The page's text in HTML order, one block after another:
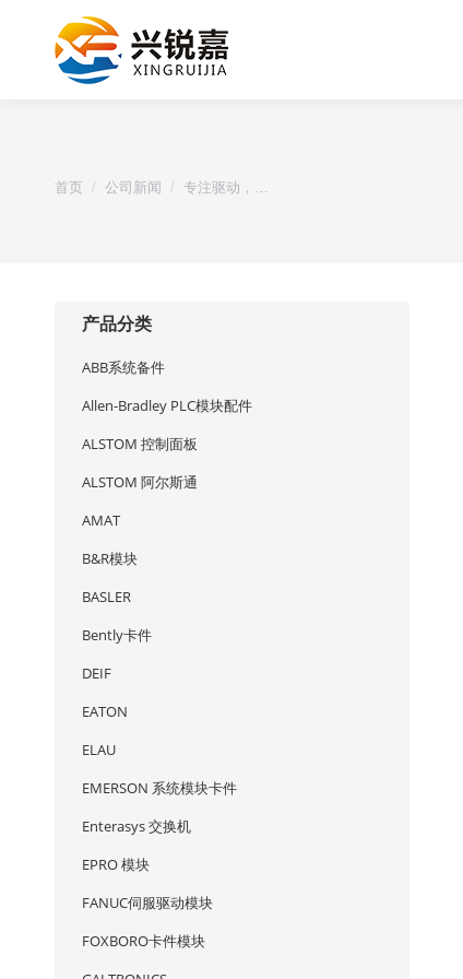
首页 公司新闻 专注驱动，…
产品分类
ABB系统备件
Allen-Bradley PLC模块配件
ALSTOM 控制面板
ALSTOM 阿尔斯通
AMAT
B&R模块
BASLER
Bently卡件
DEIF
EATON
ELAU
EMERSON 系统模块卡件
Enterasys 交换机
EPRO 模块
FANUC伺服驱动模块
FOXBORO卡件模块